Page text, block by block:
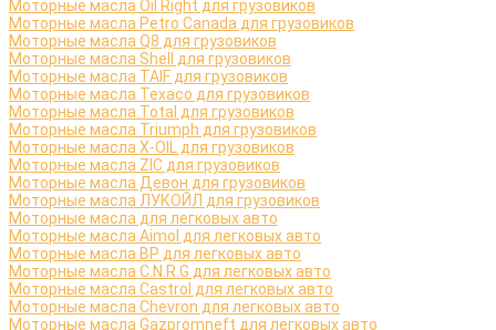
Моторные масла Oil Right для грузовиков
Моторные масла Petro Canada для грузовиков
Моторные масла Q8 для грузовиков
Моторные масла Shell для грузовиков
Моторные масла TAIF для грузовиков
Моторные масла Texaco для грузовиков
Моторные масла Total для грузовиков
Моторные масла Triumph для грузовиков
Моторные масла X-OIL для грузовиков
Моторные масла ZIC для грузовиков
Моторные масла Девон для грузовиков
Моторные масла ЛУКОЙЛ для грузовиков
Моторные масла для легковых авто
Моторные масла Aimol для легковых авто
Моторные масла BP для легковых авто
Моторные масла C.N.R.G для легковых авто
Моторные масла Castrol для легковых авто
Моторные масла Chevron для легковых авто
Моторные масла Gazpromneft для легковых авто